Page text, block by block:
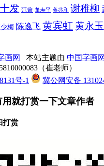
发 范曾 董寿平 蒋兆和 谢稚柳
梅 陈逸飞 黄宾虹 黄永玉
画网 本站主题由 中国字画网
（崔老师）
号-1
冀公网安备
用就打赏一下文章作者
打赏